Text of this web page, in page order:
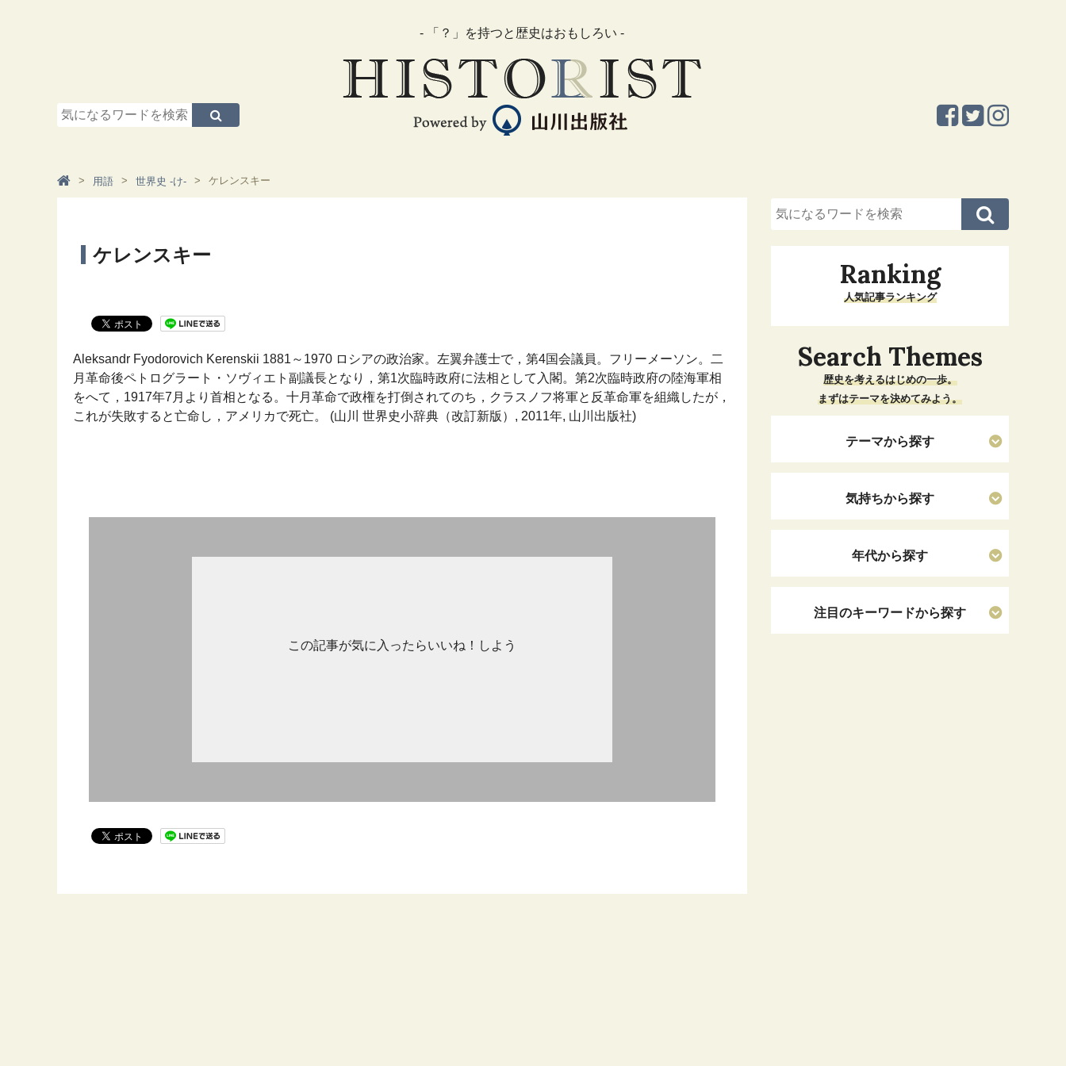
- 「？」を持つと歴史はおもしろい -
用語 世界史 -け- ケレンスキー
ケレンスキー
Aleksandr Fyodorovich Kerenskii 1881～1970 ロシアの政治家。左翼弁護士で，第4国会議員。フリーメーソン。二
月革命後ペトログラート・ソヴィエト副議長となり，第1次臨時政府に法相として入閣。第2次臨時政府の陸海軍相
をへて，1917年7月より首相となる。十月革命で政権を打倒されてのち，クラスノフ将軍と反革命軍を組織したが，
これが失敗すると亡命し，アメリカで死亡。 (山川 世界史小辞典（改訂新版）, 2011年, 山川出版社)
この記事が気に入ったらいいね！しよう
Ranking
人気記事ランキング
Search Themes
歴史を考えるはじめの一歩。
まずはテーマを決めてみよう。
テーマから探す
気持ちから探す
年代から探す
注目のキーワードから探す